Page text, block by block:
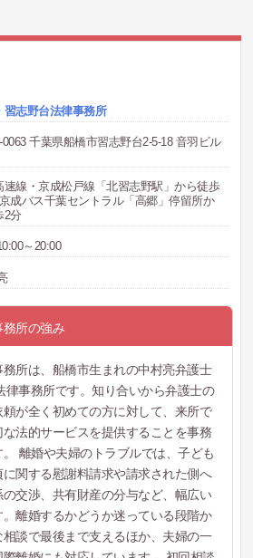
習志野台法律事務所
0063 千葉県船橋市習志野台2-5-18 音羽ビル
速線・京成松戸線「北習志野駅」から徒歩
成バス千葉セントラル「高郷」停留所か
2分
～20:00
所の強み
所は、船橋市生まれの中村亮弁護士
律事務所です。知り合いから弁護士の
が全く初めての方に対して、来所で
法的サービスを提供することを事務
離婚や夫婦のトラブルでは、子ども
関する慰謝料請求や請求された側へ
交渉、共有財産の分与など、幅広い
離婚するかどうか迷っている段階か
談で最後まで支えるほか、夫婦の一